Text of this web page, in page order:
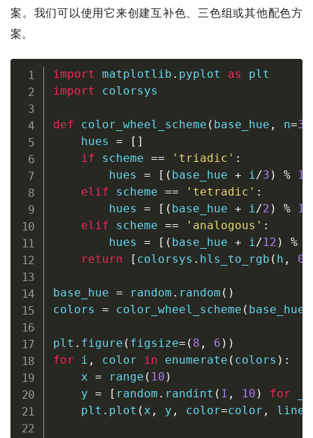
案。我们可以使用它来创建互补色、三色组或其他配色方
案。
import matplotlib . pyplot as
import colorsys
def color_wheel_scheme ( base_hue , n=3
    hues
= [ ]
if scheme == 'triadic' :
        hues
= [ ( base_hue + i/3 ) % 1
elif scheme == 'tetradic' :
        hues
= [ ( base_hue + i/2 ) % 1
elif scheme == 'analogous' :
        hues
= [ ( base_hue + i/12 ) %
return
[ colorsys . hls_to_rgb ( h ,
base_hue = random . random ( )
colors = color_wheel_scheme ( base_hue
plt . figure ( figsize= ( 8 , 6 ) )
for i , color in enumerate ( colors ) :
    x
= range ( 10 )
    y
= [ random . randint ( 1 , 10 ) for
    plt
. plot ( x , y , color=color ,